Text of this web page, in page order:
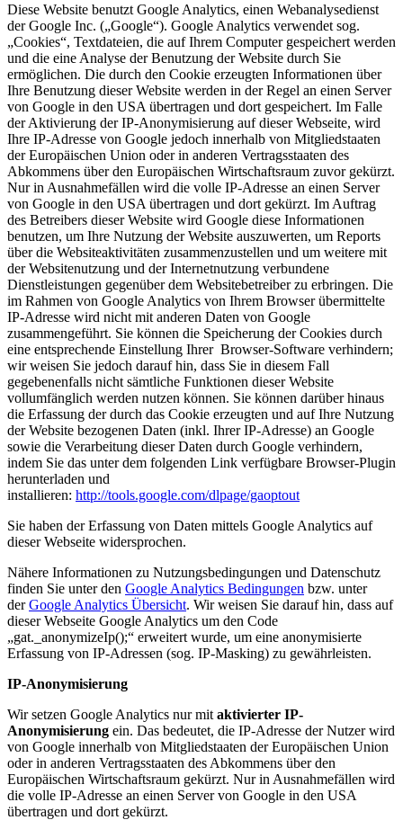
Diese Website benutzt Google Analytics, einen Webanalysedienst
der Google Inc. („Google“). Google Analytics verwendet sog.
„Cookies“, Textdateien, die auf Ihrem Computer gespeichert werden
und die eine Analyse der Benutzung der Website durch Sie
ermöglichen. Die durch den Cookie erzeugten Informationen über
Ihre Benutzung dieser Website werden in der Regel an einen Server
von Google in den USA übertragen und dort gespeichert. Im Falle
der Aktivierung der IP-Anonymisierung auf dieser Webseite, wird
Ihre IP-Adresse von Google jedoch innerhalb von Mitgliedstaaten
der Europäischen Union oder in anderen Vertragsstaaten des
Abkommens über den Europäischen Wirtschaftsraum zuvor gekürzt.
Nur in Ausnahmefällen wird die volle IP-Adresse an einen Server
von Google in den USA übertragen und dort gekürzt. Im Auftrag
des Betreibers dieser Website wird Google diese Informationen
benutzen, um Ihre Nutzung der Website auszuwerten, um Reports
über die Websiteaktivitäten zusammenzustellen und um weitere mit
der Websitenutzung und der Internetnutzung verbundene
Dienstleistungen gegenüber dem Websitebetreiber zu erbringen. Die
im Rahmen von Google Analytics von Ihrem Browser übermittelte
IP-Adresse wird nicht mit anderen Daten von Google
zusammengeführt. Sie können die Speicherung der Cookies durch
eine entsprechende Einstellung Ihrer Browser-Software verhindern;
wir weisen Sie jedoch darauf hin, dass Sie in diesem Fall
gegebenenfalls nicht sämtliche Funktionen dieser Website
vollumfänglich werden nutzen können. Sie können darüber hinaus
die Erfassung der durch das Cookie erzeugten und auf Ihre Nutzung
der Website bezogenen Daten (inkl. Ihrer IP-Adresse) an Google
sowie die Verarbeitung dieser Daten durch Google verhindern,
indem Sie das unter dem folgenden Link verfügbare Browser-Plugin
herunterladen und
installieren: http://tools.google.com/dlpage/gaoptout
Sie haben der Erfassung von Daten mittels Google Analytics auf
dieser Webseite widersprochen.
Nähere Informationen zu Nutzungsbedingungen und Datenschutz
finden Sie unter den Google Analytics Bedingungen bzw. unter
derGoogle Analytics Übersicht. Wir weisen Sie darauf hin, dass auf
dieser Webseite Google Analytics um den Code
„gat._anonymizeIp();“ erweitert wurde, um eine anonymisierte
Erfassung von IP-Adressen (sog. IP-Masking) zu gewährleisten.
IP-Anonymisierung
Wir setzen Google Analytics nur mit aktivierter IP-
Anonymisierung ein. Das bedeutet, die IP-Adresse der Nutzer wird
von Google innerhalb von Mitgliedstaaten der Europäischen Union
oder in anderen Vertragsstaaten des Abkommens über den
Europäischen Wirtschaftsraum gekürzt. Nur in Ausnahmefällen wird
die volle IP-Adresse an einen Server von Google in den USA
übertragen und dort gekürzt.